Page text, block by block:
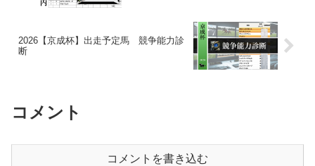
2026【京成杯】出走予定馬 競争能力診
断
コメント
コメントを書き込む